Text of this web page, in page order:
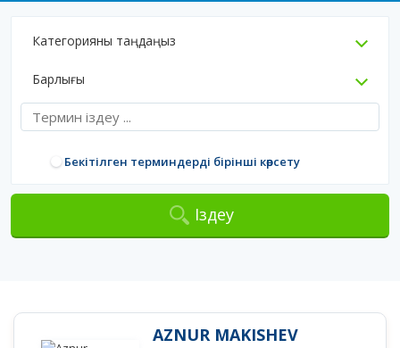
Категорияны таңдаңыз
Барлығы
Бекітілген терминдерді бірінші көрсету
Іздеу
AZNUR MAKISHEV